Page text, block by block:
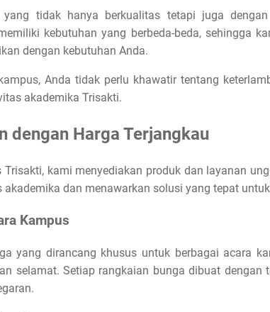
tidak hanya berkualitas tetapi juga
kebutuhan yang berbeda-beda, sehingga
dengan kebutuhan Anda.
Anda tidak perlu khawatir tentang
akademika Trisakti.
dengan Harga Terjangkau
kami menyediakan produk dan layanan
dan menawarkan solusi yang tepat
Kampus
yang dirancang khusus untuk berbagai acara
selamat. Setiap rangkaian bunga dibuat dengan